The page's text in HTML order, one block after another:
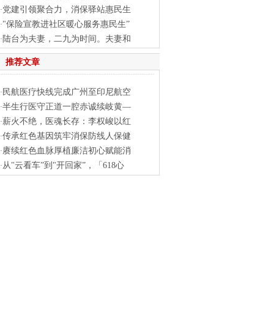
·党建引领聚合力，消保驿站惠民生
·"保险宣教进社区暖心服务惠民生”
· 陆台为夫妻，二九为时间。夫妻和
推荐文章
· 民航医疗快线完成广州至印尼航空
·半生行医守正道一腔赤诚续岐黄—
·薪火不绝，医魂长存：李权峻以红
·传承红色基因筑牢消保防线人保健
·赓续红色血脉厚植廉洁初心赋能消
·从"云看车”到"开回家”，「618心